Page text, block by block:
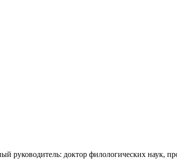
руководитель: доктор филологических наук,